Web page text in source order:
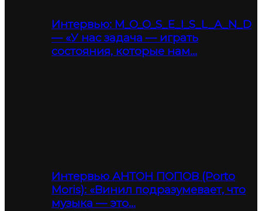
Интервью: M_O_O_S_E_I_S_L_A_N_D
— «У нас задача — играть
состояния, которые нам…
Интервью АНТОН ПОПОВ (Porto
Moris): «Винил подразумевает, что
музыка — это…